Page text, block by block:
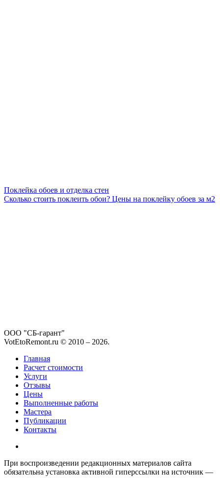
Поклейка обоев и отделка стен
Сколько стоить поклеить обои? Цены на поклейку обоев за м2
ООО "СБ-гарант"
VotEtoRemont.ru © 2010 – 2026.
Главная
Расчет стоимости
Услуги
Отзывы
Цены
Выполненные работы
Мастера
Публикации
Контакты
При воспроизведении редакционных материалов сайта
обязательна установка активной гиперссылки на источник —